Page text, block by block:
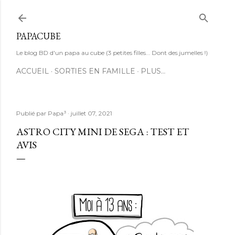
PAPACUBE
Le blog BD d'un papa au cube (3 petites filles... Dont des jumelles !)
ACCUEIL SORTIES EN FAMILLE PLUS…
Publié par Papa³ juillet 07, 2021
ASTRO CITY MINI DE SEGA : TEST ET
AVIS